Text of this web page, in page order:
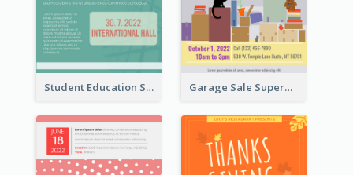
Student Education Study Flyer Garage Sale Supermarket Flyer